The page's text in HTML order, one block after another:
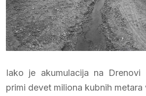
Iako je akumulacija na Drenovi
primi devet miliona kubnih